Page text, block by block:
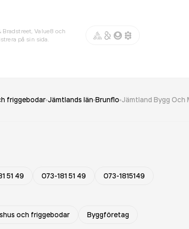
Value8 och
på sin sida.
friggebodar Jämtlands län Brunflo Jämtland Bygg Och
51 49 073-181 51 49 073-1815149
och friggebodar Byggföretag